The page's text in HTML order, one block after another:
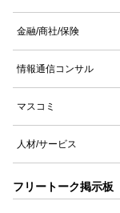
金融/商社/保険
情報通信コンサル
マスコミ
人材/サービス
フリートーク掲示板